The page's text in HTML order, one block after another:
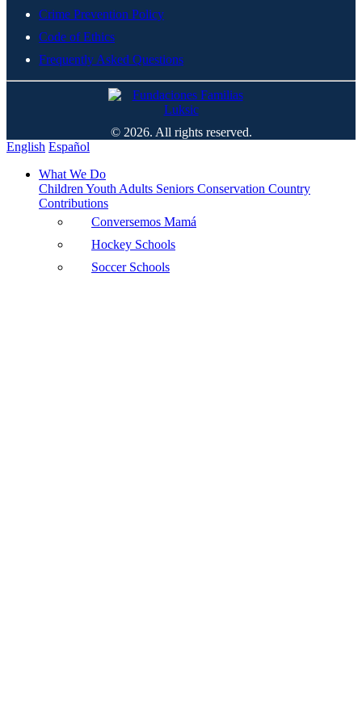
Crime Prevention Policy
Code of Ethics
Frequently Asked Questions
© 2026. All rights reserved.
English Español
What We Do
Children Youth Adults Seniors Conservation Country
Contributions
Conversemos Mamá
Hockey Schools
Soccer Schools